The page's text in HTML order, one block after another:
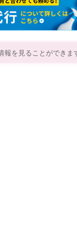
報を見ることができま